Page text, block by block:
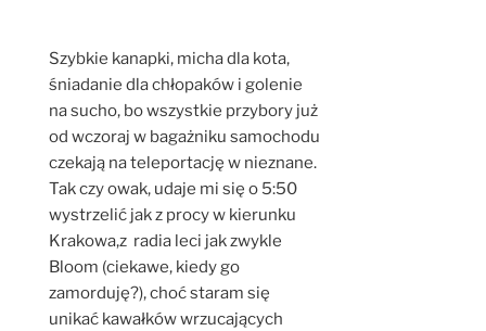
Szybkie kanapki, micha dla kota,
śniadanie dla chłopaków i golenie
na sucho, bo wszystkie przybory już
od wczoraj w bagażniku samochodu
czekają na teleportację w nieznane.
Tak czy owak, udaje mi się o 5:50
wystrzelić jak z procy w kierunku
Krakowa,z radia leci jak zwykle
Bloom (ciekawe, kiedy go
zamorduję?), choć staram się
unikać kawałków wrzucających